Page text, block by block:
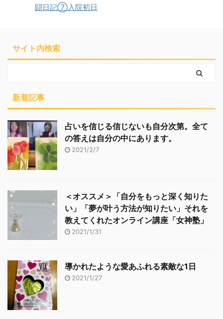
闘日記⑦入院初日
サイト内検索
新着記事
占いを信じる信じないも自分次第。全て
の答えは自分の中にあります。
2021/2/7
＜オススメ＞「自分をもっと深く知りた
い」「夢が叶う方法が知りたい」それを
教えてくれたオンライン講座「女神塾」
2021/1/31
導かれたような愛あふれる素敵な1日
2021/1/27